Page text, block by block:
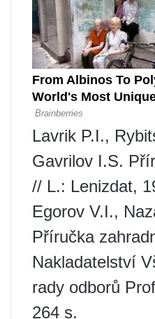
Lavrik P.I.,
Gavrilov I.S.
// L.: Lenizdat,
Egorov V.I.,
Příručka
Nakladatelství
rady odborů
264 s.